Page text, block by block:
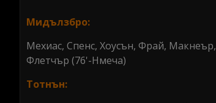
Мидълзбро:
Мехиас, Спенс, Хоусън, Фрай,
Флетчър (76'-Нмеча)
Тотнън: